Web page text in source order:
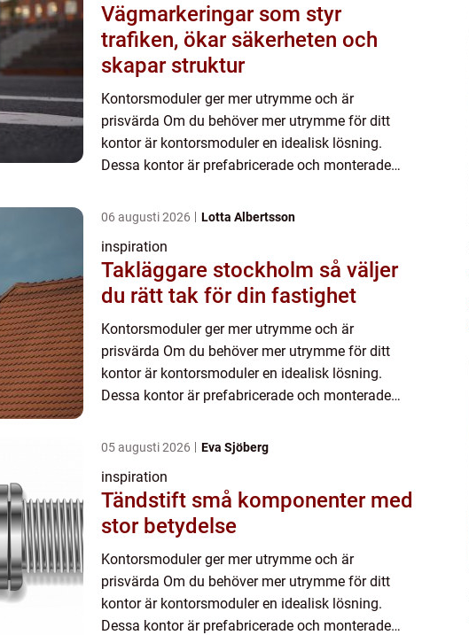
Vägmarkeringar som styr
trafiken, ökar säkerheten och
skapar struktur
Kontorsmoduler ger mer utrymme och är
prisvärda Om du behöver mer utrymme för ditt
kontor är kontorsmoduler en idealisk lösning.
Dessa kontor är prefabricerade och monterade
06 augusti 2026 Lotta Albertsson
inspiration
Takläggare stockholm så väljer
du rätt tak för din fastighet
Kontorsmoduler ger mer utrymme och är
prisvärda Om du behöver mer utrymme för ditt
kontor är kontorsmoduler en idealisk lösning.
Dessa kontor är prefabricerade och monterade
05 augusti 2026 Eva Sjöberg
inspiration
Tändstift små komponenter med
stor betydelse
Kontorsmoduler ger mer utrymme och är
prisvärda Om du behöver mer utrymme för ditt
kontor är kontorsmoduler en idealisk lösning.
Dessa kontor är prefabricerade och monterade